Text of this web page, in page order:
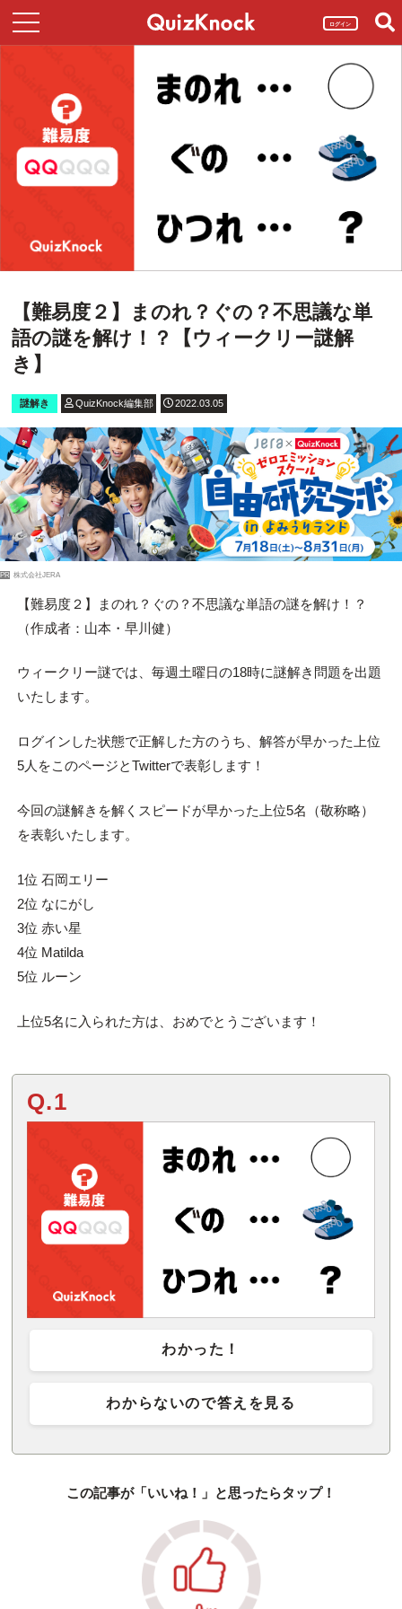
ログイン
【難易度２】まのれ？ぐの？不思議な単
語の謎を解け！？【ウィークリー謎解
き】
謎解き QuizKnock編集部 2022.03.05
PR 株式会社JERA
【難易度２】まのれ？ぐの？不思議な単語の謎を解け！？
（作成者：山本・早川健）
ウィークリー謎では、毎週土曜日の18時に謎解き問題を出題
いたします。
ログインした状態で正解した方のうち、解答が早かった上位
5人をこのページとTwitterで表彰します！
今回の謎解きを解くスピードが早かった上位5名（敬称略）
を表彰いたします。
1位 石岡エリー
2位 なにがし
3位 赤い星
4位 Matilda
5位 ルーン
上位5名に入られた方は、おめでとうございます！
Q.1
わかった！
わからないので答えを見る
この記事が「いいね！」と思ったらタップ！